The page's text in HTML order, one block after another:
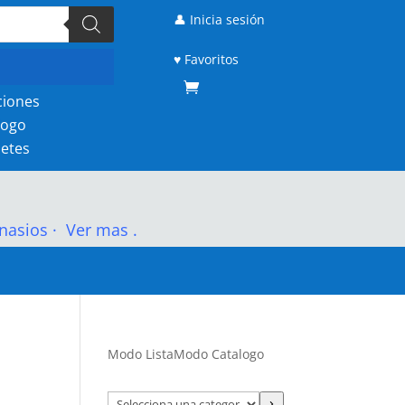
👤 Inicia sesión
♥ Favoritos
· Ver mas .
Modo ListaModo Catalogo
Selecciona